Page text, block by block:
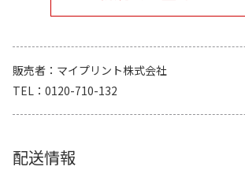
販売者
マイプリント株式会社
TEL
0120-710-132
配送情報